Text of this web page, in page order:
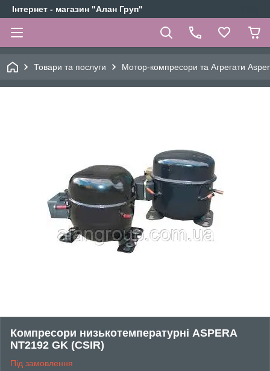
Інтернет - магазин "Алан Груп"
Товари та послуги Мотор-компресори та Агрегати
Компресори низькотемпературні ASPERA
NT2192 GK (CSIR)
Під замовлення